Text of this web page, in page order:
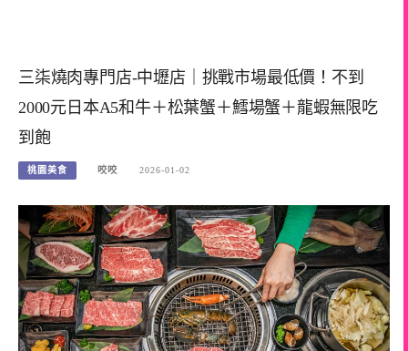
三柒燒肉專門店-中壢店｜挑戰市場最低價！不到
2000元日本A5和牛＋松葉蟹＋鱈場蟹＋龍蝦無限吃
到飽
桃園美食 咬咬 2026-01-02